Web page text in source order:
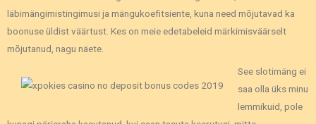
läbimängimistingimusi ja mängukoefitsiente, kuna need mõjutavad ka
boonuse üldist väärtust. Kes on meie edetabeleid märkimisväärselt
mõjutanud, nagu näete.
See slotimäng ei
saa olla üks minu
lemmikuid, pole